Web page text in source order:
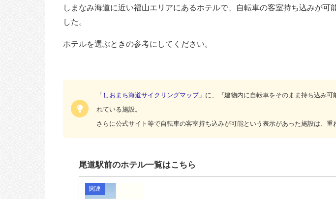
しまなみ海道に近い福山エリアにあるホテルで、自転車の客室持ち込みが可
した。
ホテルを選ぶときの参考にしてください。
「 しおまち海道サイクリングマップ」に、『建物内に自転車をそのまま持ち込み可
れている施設。
さらに公式サイト等で自転車の客室持ち込みが可能という表示があった施設は、重
尾道駅前のホテル一覧はこちら
関連